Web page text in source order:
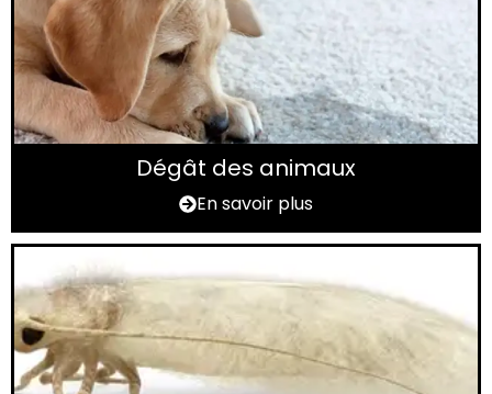
Dégât des animaux
En savoir plus